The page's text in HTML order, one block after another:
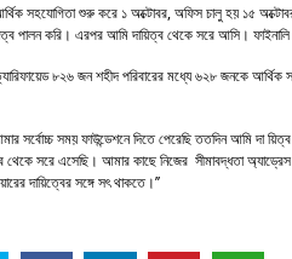
সহযোগিতা শুরু করে ১ অক্টোবর, অফিস চালু হয় ১৫
পালন করি। এরপর আমি দায়িত্ব থেকে সরে আসি।
৮২৬ জন শহীদ পরিবারের মধ্যে ৬২৮ জনকে
সর্বোচ্চ সময় ফাউন্ডেশনে দিতে পেরেছি ততদিন আমি দা
সরে এসেছি। আমার কাছে নিজের সীমাবদ্ধতা
দায়িত্বের সঙ্গে সৎ থাকতে।’’